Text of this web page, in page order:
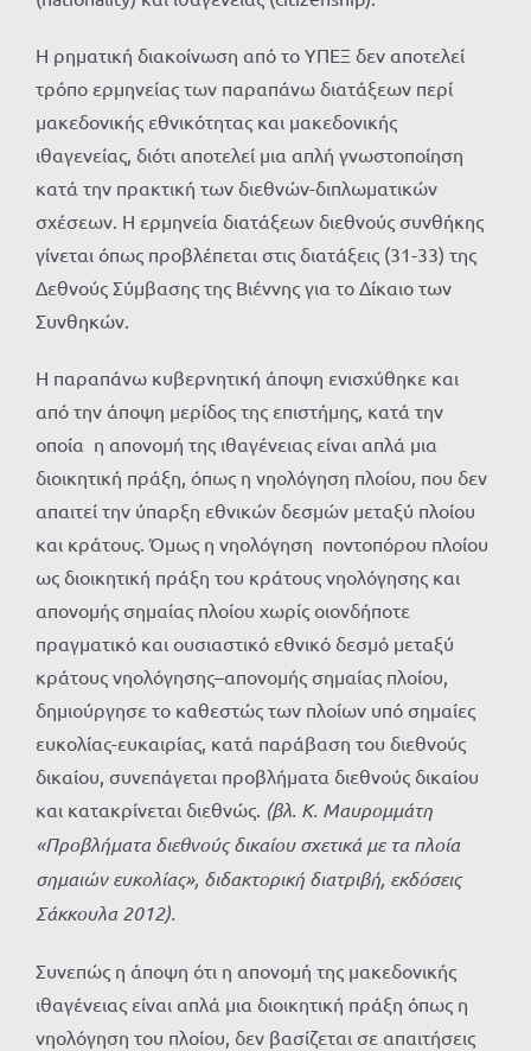
Η ρηματική διακοίνωση από το ΥΠΕΞ δεν αποτελεί
τρόπο ερμηνείας των παραπάνω διατάξεων περί
μακεδονικής εθνικότητας και μακεδονικής
ιθαγενείας, διότι αποτελεί μια απλή γνωστοποίηση
κατά την πρακτική των διεθνών-διπλωματικών
σχέσεων. Η ερμηνεία διατάξεων διεθνούς συνθήκης
γίνεται όπως προβλέπεται στις διατάξεις (31-33) της
Δεθνούς Σύμβασης της Βιέννης για το Δίκαιο των
Συνθηκών.
Η παραπάνω κυβερνητική άποψη ενισχύθηκε και
από την άποψη μερίδος της επιστήμης, κατά την
οποία η απονομή της ιθαγένειας είναι απλά μια
διοικητική πράξη, όπως η νηολόγηση πλοίου, που δεν
απαιτεί την ύπαρξη εθνικών δεσμών μεταξύ πλοίου
και κράτους. Όμως η νηολόγηση ποντοπόρου πλοίου
ως διοικητική πράξη του κράτους νηολόγησης και
απονομής σημαίας πλοίου χωρίς οιονδήποτε
πραγματικό και ουσιαστικό εθνικό δεσμό μεταξύ
κράτους νηολόγησης–απονομής σημαίας πλοίου,
δημιούργησε το καθεστώς των πλοίων υπό σημαίες
ευκολίας-ευκαιρίας, κατά παράβαση του διεθνούς
δικαίου, συνεπάγεται προβλήματα διεθνούς δικαίου
και κατακρίνεται διεθνώς. (βλ. Κ. Μαυρομμάτη
«Προβλήματα διεθνούς δικαίου σχετικά με τα πλοία
σημαιών ευκολίας», διδακτορική διατριβή, εκδόσεις
Σάκκουλα 2012).
Συνεπώς η άποψη ότι η απονομή της μακεδονικής
ιθαγένειας είναι απλά μια διοικητική πράξη όπως η
νηολόγηση του πλοίου, δεν βασίζεται σε απαιτήσεις